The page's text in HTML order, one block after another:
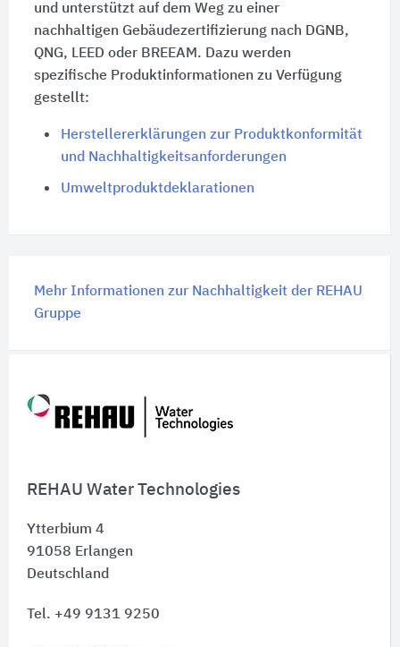
REHAU Water Technologies
Ytterbium 4
91058 Erlangen
Deutschland
Tel. +49 9131 9250
und unterstützt auf dem Weg zu einer
nachhaltigen Gebäudezertifizierung nach DGNB,
QNG, LEED oder BREEAM. Dazu werden
spezifische Produktinformationen zu Verfügung
gestellt:
Herstellererklärungen zur Produktkonformität
und Nachhaltigkeitsanforderungen
Umweltproduktdeklarationen
Mehr Informationen zur Nachhaltigkeit der REHAU
Gruppe
Schnelleinstiege